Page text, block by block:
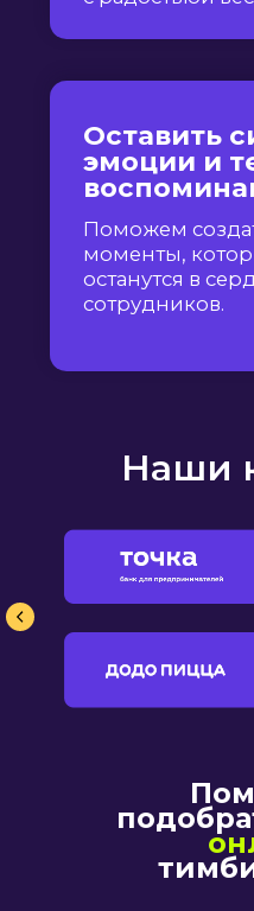
Наши